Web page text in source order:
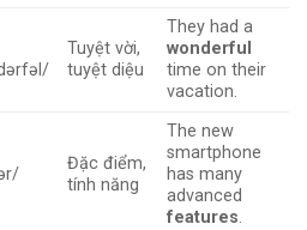
Tuyệt vời,
tuyệt diệu
They had a
wonderful
time on their
vacation.
Đặc điểm,
tính năng
The new
smartphone
has many
advanced
features.